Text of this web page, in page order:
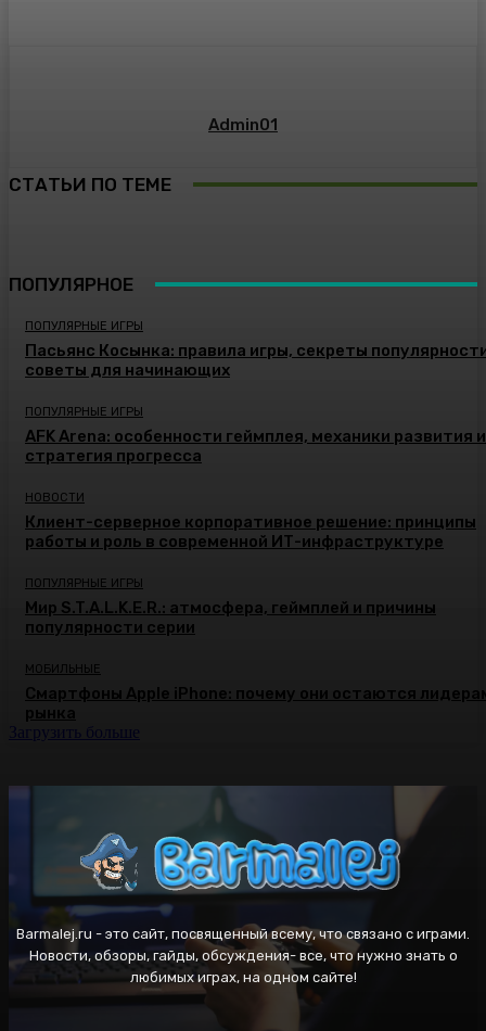
Admin01
СТАТЬИ ПО ТЕМЕ
ПОПУЛЯРНОЕ
ПОПУЛЯРНЫЕ ИГРЫ
Пасьянс Косынка: правила игры, секреты
советы для начинающих
ПОПУЛЯРНЫЕ ИГРЫ
AFK Arena: особенности геймплея, механики развития и
стратегия прогресса
НОВОСТИ
Клиент-серверное корпоративное решение: принципы
работы и роль в современной ИТ-инфраструктуре
ПОПУЛЯРНЫЕ ИГРЫ
Мир S.T.A.L.K.E.R.: атмосфера, геймплей и причины
популярности серии
МОБИЛЬНЫЕ
Смартфоны Apple iPhone: почему они остаются
рынка
Загрузить больше
Barmalej.ru - это сайт, посвященный всему, что связано с играми.
Новости, обзоры, гайды, обсуждения- все, что нужно знать о
любимых играх, на одном сайте!